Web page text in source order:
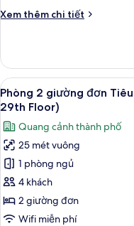
(24th-
Xem thêm chi tiết
Chi
Phòng
đôi,
không
hút
(24th-
29th
Floor)
Xem
tất
cả
ảnh
Phòng
2
giường
đơn
Tiêu
10
Phòng 2 giường đơn
29th Floor)
Quang cảnh thành phố
25 mét vuông
1 phòng ngủ
4 khách
2 giường đơn
Wifi miễn phí